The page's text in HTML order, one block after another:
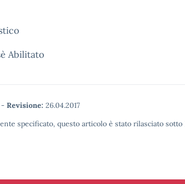
Abilitato
- Revisione: 26.04.2017
specificato, questo articolo è stato rilasciato